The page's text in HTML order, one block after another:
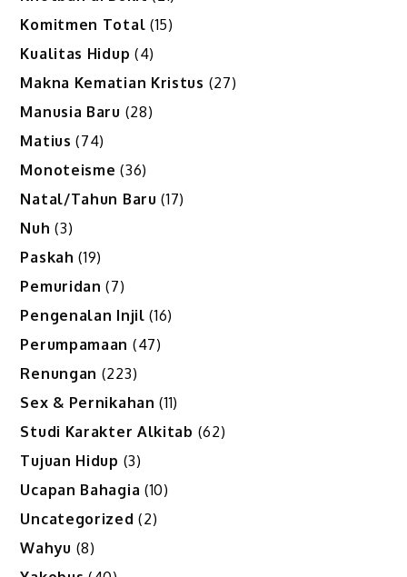
Komitmen Total (15)
Kualitas Hidup (4)
Makna Kematian Kristus (27)
Manusia Baru (28)
Matius (74)
Monoteisme (36)
Natal/Tahun Baru (17)
Nuh (3)
Paskah (19)
Pemuridan (7)
Pengenalan Injil (16)
Perumpamaan (47)
Renungan (223)
Sex & Pernikahan (11)
Studi Karakter Alkitab (62)
Tujuan Hidup (3)
Ucapan Bahagia (10)
Uncategorized (2)
Wahyu (8)